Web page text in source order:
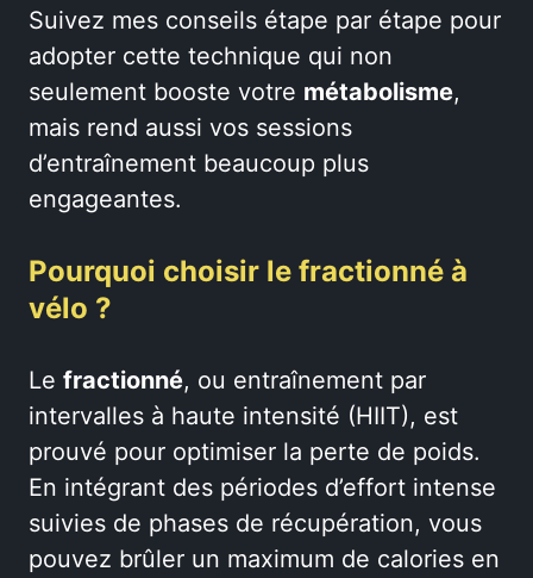
Suivez mes conseils étape par étape pour
adopter cette technique qui non
seulement booste votre métabolisme,
mais rend aussi vos sessions
d’entraînement beaucoup plus
engageantes.
Pourquoi choisir le fractionné à
vélo ?
Le fractionné, ou entraînement par
intervalles à haute intensité (HIIT), est
prouvé pour optimiser la perte de poids.
En intégrant des périodes d’effort intense
suivies de phases de récupération, vous
pouvez brûler un maximum de calories en